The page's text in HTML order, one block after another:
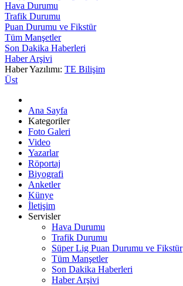
Hava Durumu
Trafik Durumu
Puan Durumu ve Fikstür
Tüm Manşetler
Son Dakika Haberleri
Haber Arşivi
Haber Yazılımı: TE Bilişim
Üst
Ana Sayfa
Kategoriler
Foto Galeri
Video
Yazarlar
Röportaj
Biyografi
Anketler
Künye
İletişim
Servisler
Hava Durumu
Trafik Durumu
Süper Lig Puan Durumu ve Fikstür
Tüm Manşetler
Son Dakika Haberleri
Haber Arşivi